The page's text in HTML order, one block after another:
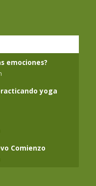
emociones?
yoga
Comienzo